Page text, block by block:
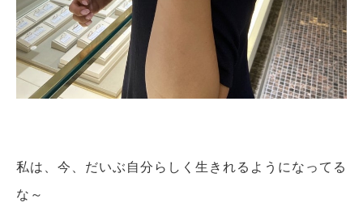
私は、今、だいぶ自分らしく生きれるようになってる
な～